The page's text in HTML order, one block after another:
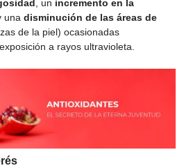
, un incremento en la
una disminución de las áreas de
de la piel) ocasionadas
a rayos ultravioleta.